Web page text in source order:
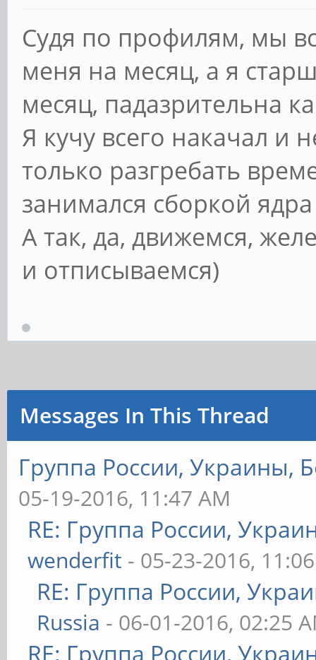
Судя по профилям, мы
меня на месяц, а я
месяц, падазрительна
Я кучу всего накачал и
только разгребать
занимался сборкой
А так, да, движемся,
и отписываемся)
Messages In This Thread
Группа России, Украины,
05-19-2016, 11:47 AM
RE: Группа России,
wenderfit - 05-23-2016,
RE: Группа России,
Russia - 06-01-2016, 02:25
RE: Группа России,